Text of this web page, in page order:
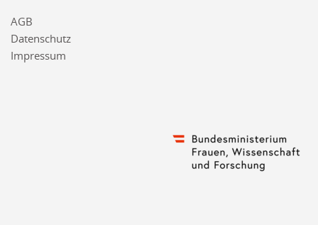
AGB
Datenschutz
Impressum